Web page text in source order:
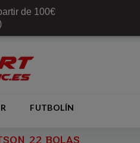
de 100€
FUTBOLÍN
22 BOLAS